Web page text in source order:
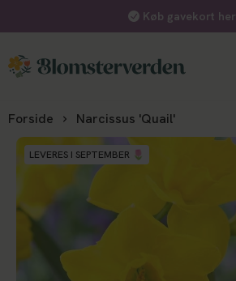
Køb gavekort her
Forside Narcissus 'Quail'
LEVERES I SEPTEMBER 🌷